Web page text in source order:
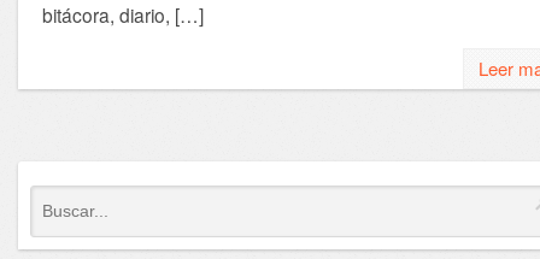
bitácora, diario, […]
Leer